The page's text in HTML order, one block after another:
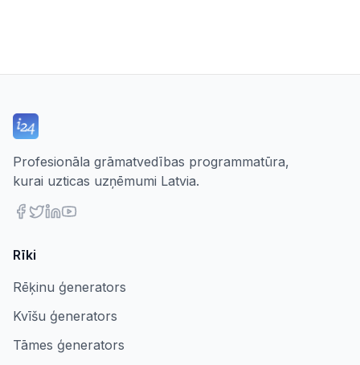
Profesionāla grāmatvedības programmatūra,
kurai uzticas uzņēmumi Latvia.
Rīki
Rēķinu ģenerators
Kvīšu ģenerators
Tāmes ģenerators